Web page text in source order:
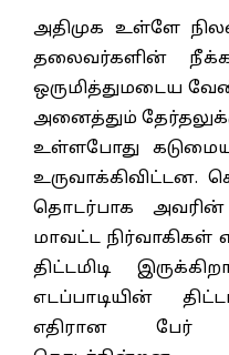
அதிமுக உள்ளே
தலைவர்களின்
ஒருமித்துமடைய
அனைத்தும்
உள்ளபோது
தொடர்பாக
மாவட்ட நிர்வாகிகள்
திட்டமிடி
எடப்பாடியின்
எதிரான பேர்